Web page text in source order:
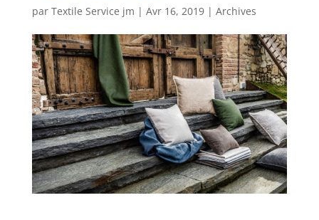
par Textile Service jm | Avr 16, 2019| Archives